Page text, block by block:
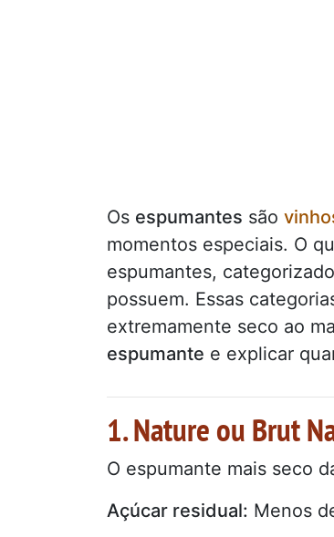
Os espumantes são
momentos especiais. O
espumantes,
possuem. Essas
extremamente seco ao
espumante e explicar
1. Nature ou Brut
O espumante mais seco
Açúcar residual: Menos